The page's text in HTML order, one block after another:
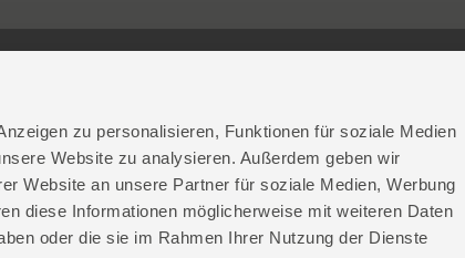
zu personalisieren, Funktionen für soziale Medien
Website zu analysieren. Außerdem geben wir
Website an unsere Partner für soziale Medien, Werbung
diese Informationen möglicherweise mit weiteren Daten
oder die sie im Rahmen Ihrer Nutzung der Dienste